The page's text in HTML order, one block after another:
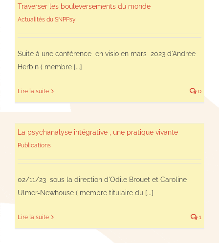
Traverser les bouleversements du monde
Actualités du SNPPsy
Suite à une conférence en visio en mars 2023 d'Andrée
Herbin ( membre [...]
Lire la suite 0
La psychanalyse intégrative , une pratique vivante
Publications
02/11/23 sous la direction d'Odile Brouet et Caroline
Ulmer-Newhouse ( membre titulaire du [...]
Lire la suite 1